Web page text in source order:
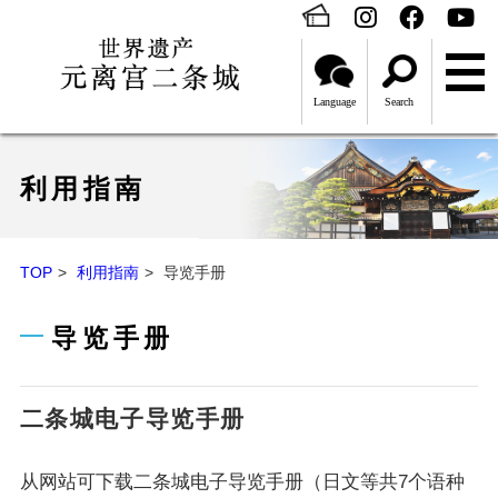
Language Search
利用指南
TOP 利用指南 导览手册
导览手册
二条城电子导览手册
从网站可下载二条城电子导览手册（日文等共7个语种